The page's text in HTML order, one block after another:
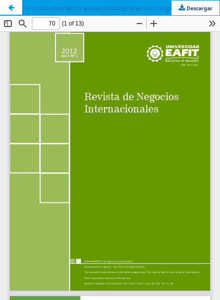
El comportamiento social consistente en un conglomerado de medios : Los casos de Walt Disney Company, Time Warner y News Corporation, Viacom y Grupo Prisa
Descargar